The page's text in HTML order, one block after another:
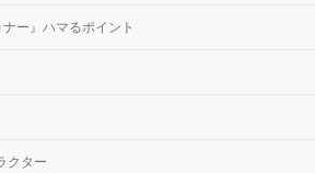
ー』ハマるポイント
クター